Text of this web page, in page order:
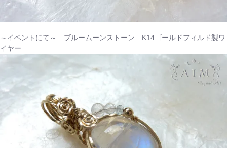
～イベントにて～ ブルームーンストーン K14ゴールドフィルド製ワ
イヤー